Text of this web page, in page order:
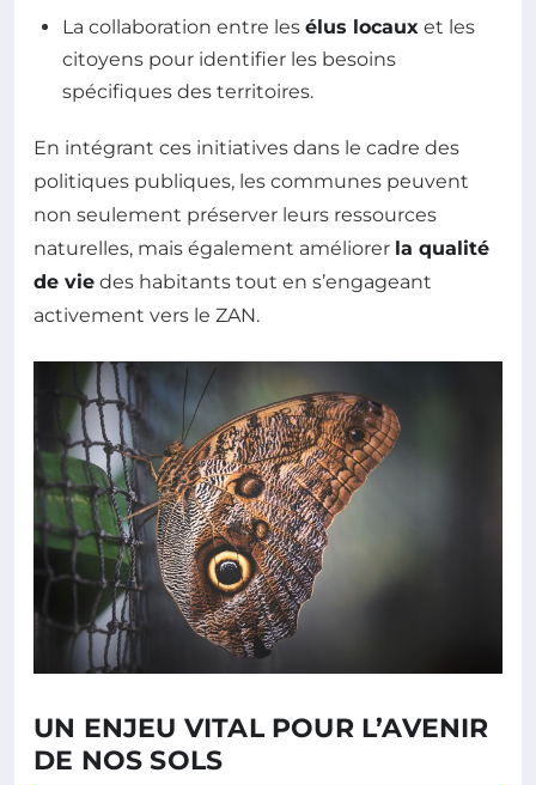
La collaboration entre les élus locaux et les
citoyens pour identifier les besoins
spécifiques des territoires.
En intégrant ces initiatives dans le cadre des
politiques publiques, les communes peuvent
non seulement préserver leurs ressources
naturelles, mais également améliorer la qualité
de vie des habitants tout en s’engageant
activement vers le ZAN.
UN ENJEU VITAL POUR L’AVENIR
DE NOS SOLS